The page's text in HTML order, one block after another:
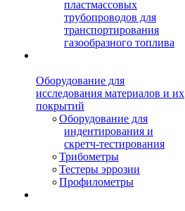
пластмассовых
трубопроводов для
транспортирования
газообразного топлива
Оборудование для
исследования материалов и их
покрытий
Оборудование для
индентирования и
скретч-тестирования
Трибометры
Тестеры эррозии
Профилометры